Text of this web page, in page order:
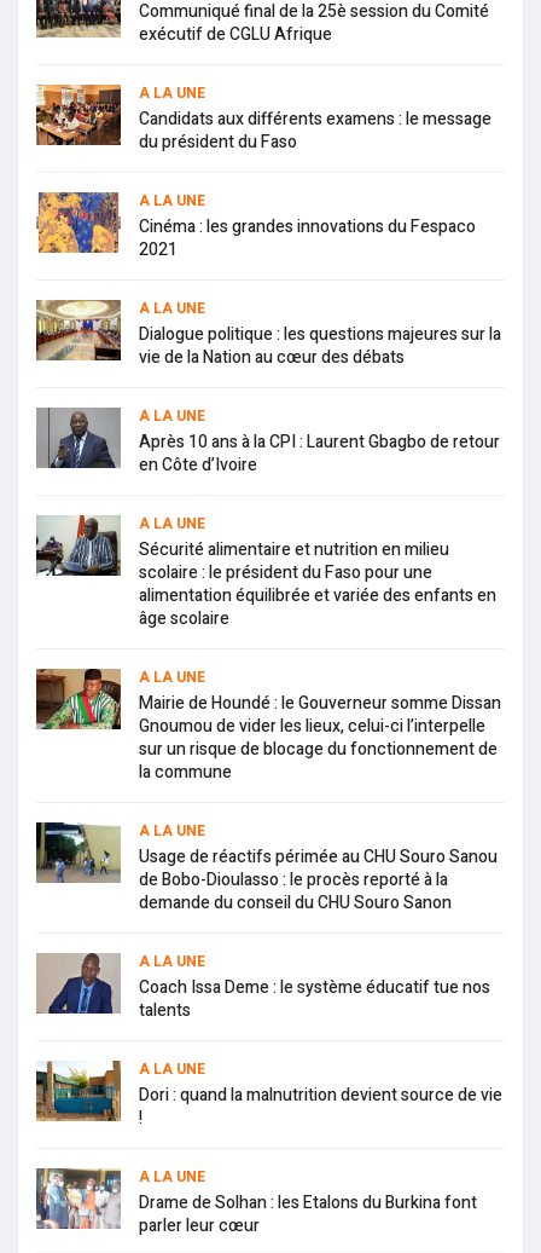
Communiqué final de la 25è session du Comité
exécutif de CGLU Afrique
A LA UNE
Candidats aux différents examens : le message
du président du Faso
A LA UNE
Cinéma : les grandes innovations du Fespaco
2021
A LA UNE
Dialogue politique : les questions majeures sur la
vie de la Nation au cœur des débats
A LA UNE
Après 10 ans à la CPI : Laurent Gbagbo de retour
en Côte d’Ivoire
A LA UNE
Sécurité alimentaire et nutrition en milieu
scolaire : le président du Faso pour une
alimentation équilibrée et variée des enfants en
âge scolaire
A LA UNE
Mairie de Houndé : le Gouverneur somme Dissan
Gnoumou de vider les lieux, celui-ci l’interpelle
sur un risque de blocage du fonctionnement de
la commune
A LA UNE
Usage de réactifs périmée au CHU Souro Sanou
de Bobo-Dioulasso : le procès reporté à la
demande du conseil du CHU Souro Sanon
A LA UNE
Coach Issa Deme : le système éducatif tue nos
talents
A LA UNE
Dori : quand la malnutrition devient source de vie
!
A LA UNE
Drame de Solhan : les Etalons du Burkina font
parler leur cœur